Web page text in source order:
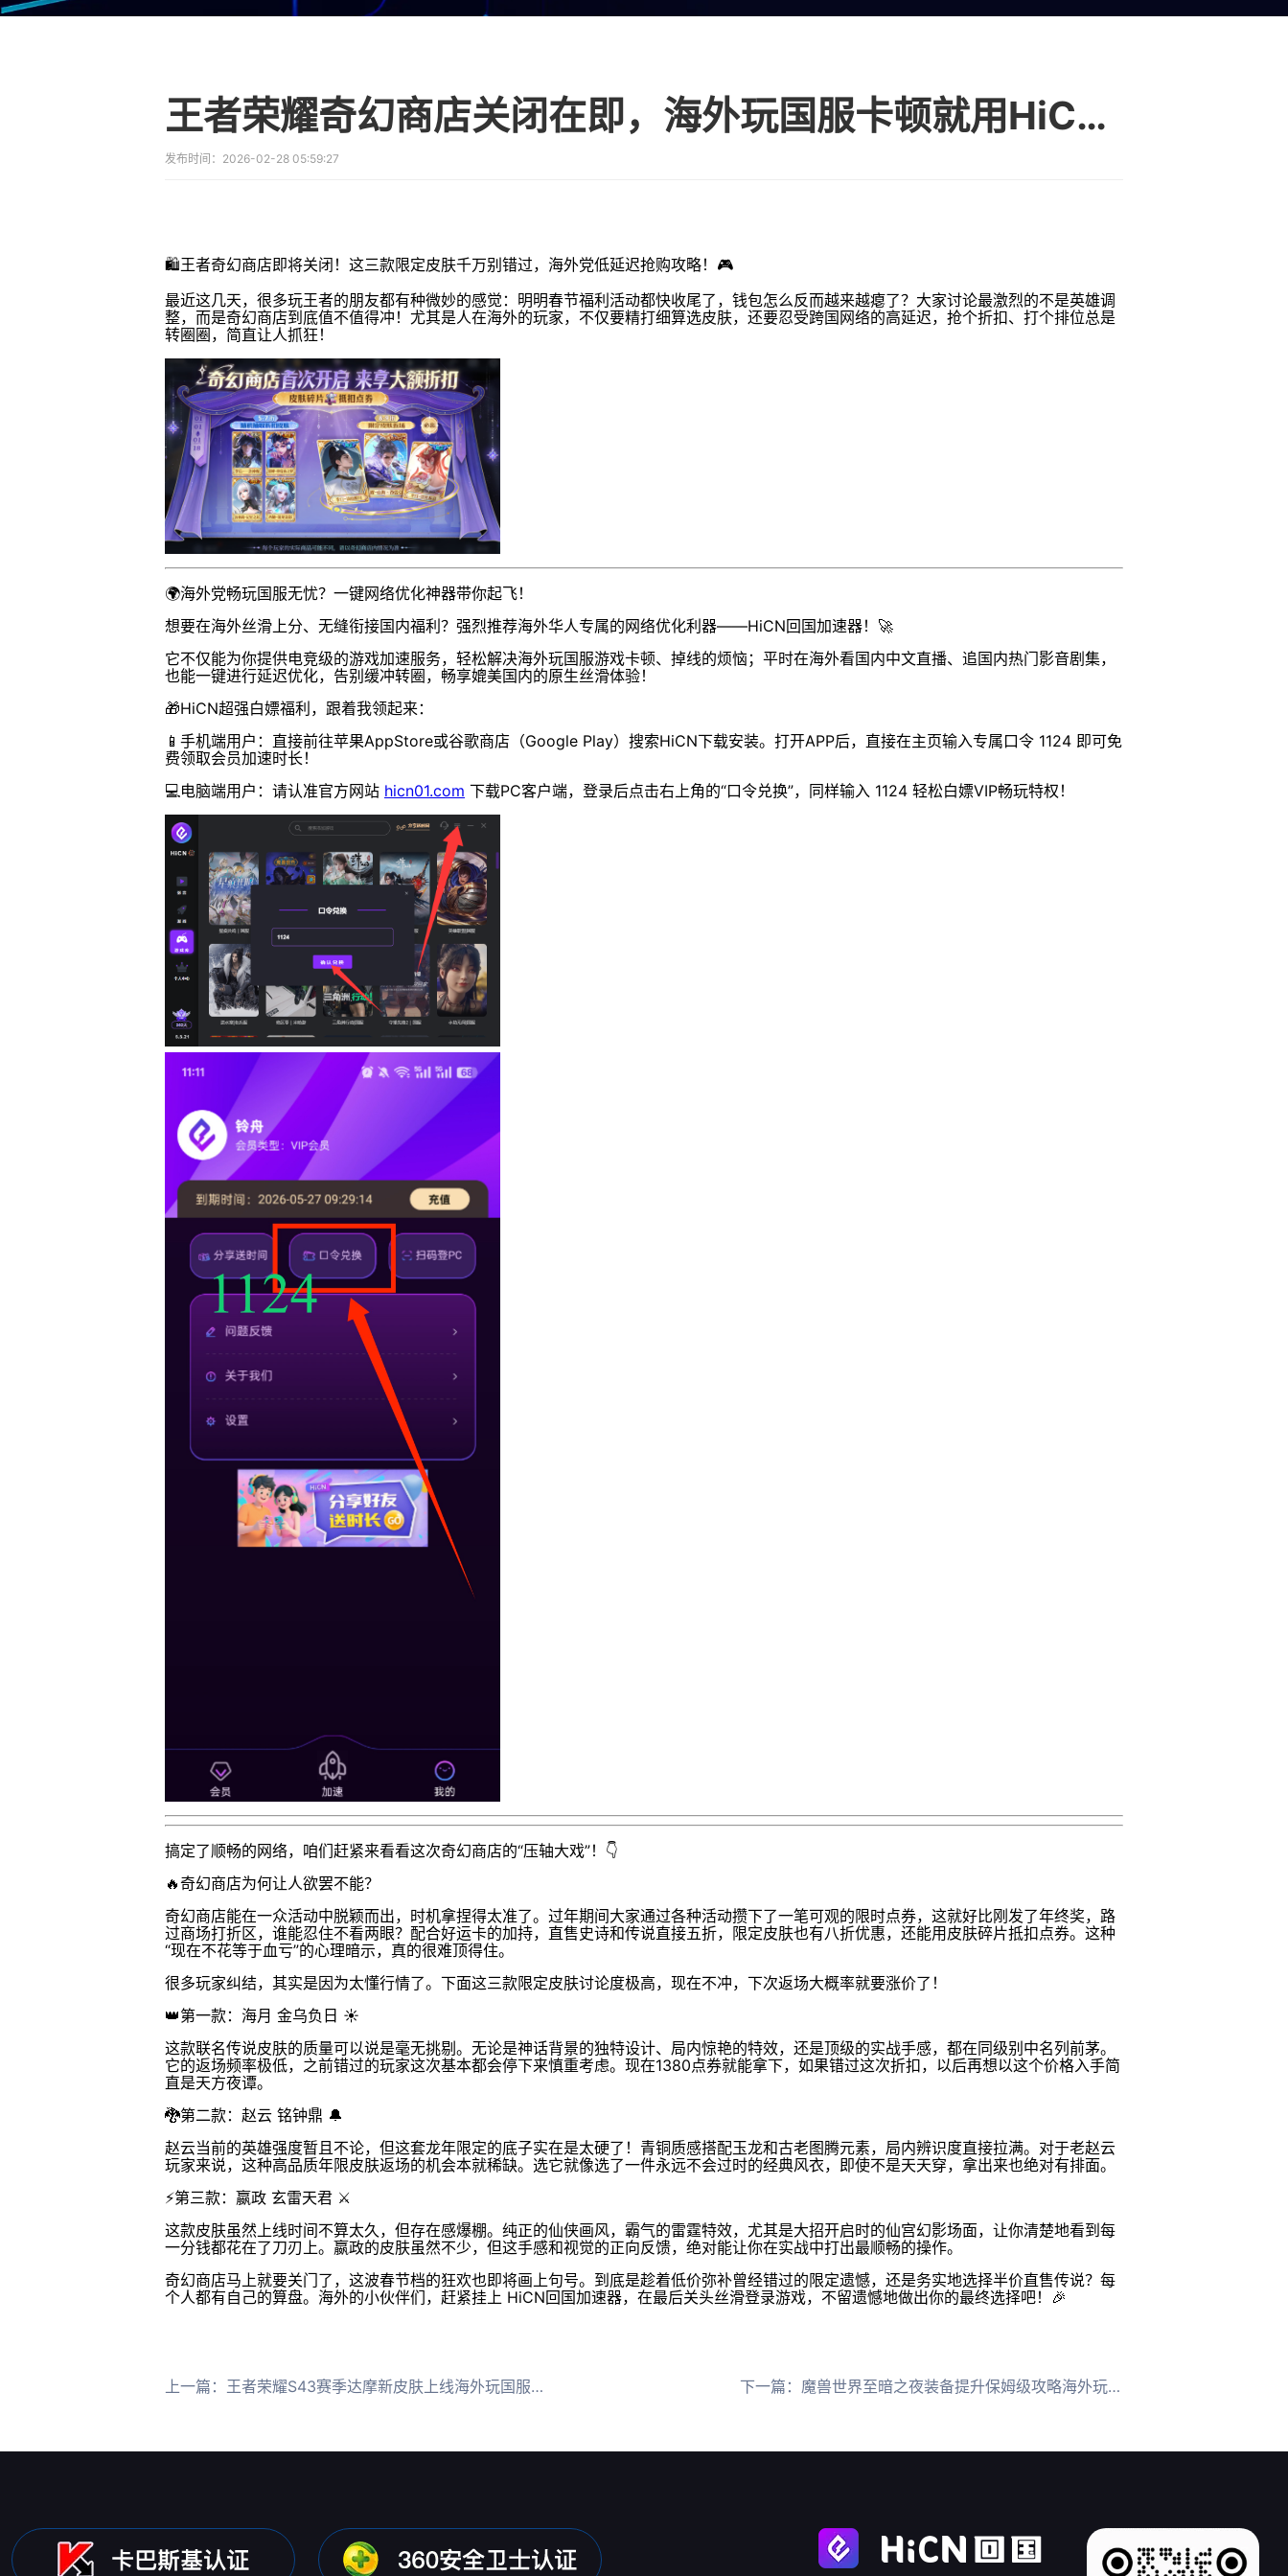
王者荣耀奇幻商店关闭在即，海外玩国服卡顿就用HiCN回国加速器抢购限定皮肤
发布时间： 2026-02-28 05:59:27
🛍️王者奇幻商店即将关闭！这三款限定皮肤千万别错过，海外党低延迟抢购攻略！🎮
最近这几天，很多玩王者的朋友都有种微妙的感觉：明明春节福利活动都快收尾了，钱包怎么反而越来越瘪了？大家讨论最激烈的不是英雄调
整，而是奇幻商店到底值不值得冲！尤其是人在海外的玩家，不仅要精打细算选皮肤，还要忍受跨国网络的高延迟，抢个折扣、打个排位总是
转圈圈，简直让人抓狂！
🌍海外党畅玩国服无忧？一键网络优化神器带你起飞！
想要在海外丝滑上分、无缝衔接国内福利？强烈推荐海外华人专属的网络优化利器——HiCN回国加速器！🚀
它不仅能为你提供电竞级的游戏加速服务，轻松解决海外玩国服游戏卡顿、掉线的烦恼；平时在海外看国内中文直播、追国内热门影音剧集，
也能一键进行延迟优化，告别缓冲转圈，畅享媲美国内的原生丝滑体验！
🎁HiCN超强白嫖福利，跟着我领起来：
📱手机端用户：直接前往苹果AppStore或谷歌商店（Google Play）搜索HiCN下载安装。打开APP后，直接在主页输入专属口令 1124 即可免
费领取会员加速时长！
💻电脑端用户：请认准官方网站 hicn01.com 下载PC客户端，登录后点击右上角的“口令兑换”，同样输入 1124 轻松白嫖VIP畅玩特权！
搞定了顺畅的网络，咱们赶紧来看看这次奇幻商店的“压轴大戏”！👇
🔥奇幻商店为何让人欲罢不能？
奇幻商店能在一众活动中脱颖而出，时机拿捏得太准了。过年期间大家通过各种活动攒下了一笔可观的限时点券，这就好比刚发了年终奖，路
过商场打折区，谁能忍住不看两眼？配合好运卡的加持，直售史诗和传说直接五折，限定皮肤也有八折优惠，还能用皮肤碎片抵扣点券。这种
“现在不花等于血亏”的心理暗示，真的很难顶得住。
很多玩家纠结，其实是因为太懂行情了。下面这三款限定皮肤讨论度极高，现在不冲，下次返场大概率就要涨价了！
👑第一款：海月 金乌负日 ☀️
这款联名传说皮肤的质量可以说是毫无挑剔。无论是神话背景的独特设计、局内惊艳的特效，还是顶级的实战手感，都在同级别中名列前茅。
它的返场频率极低，之前错过的玩家这次基本都会停下来慎重考虑。现在1380点券就能拿下，如果错过这次折扣，以后再想以这个价格入手简
直是天方夜谭。
🐉第二款：赵云 铭钟鼎 🔔
赵云当前的英雄强度暂且不论，但这套龙年限定的底子实在是太硬了！青铜质感搭配玉龙和古老图腾元素，局内辨识度直接拉满。对于老赵云
玩家来说，这种高品质年限皮肤返场的机会本就稀缺。选它就像选了一件永远不会过时的经典风衣，即使不是天天穿，拿出来也绝对有排面。
⚡第三款：嬴政 玄雷天君 ⚔️
这款皮肤虽然上线时间不算太久，但存在感爆棚。纯正的仙侠画风，霸气的雷霆特效，尤其是大招开启时的仙宫幻影场面，让你清楚地看到每
一分钱都花在了刀刃上。嬴政的皮肤虽然不少，但这手感和视觉的正向反馈，绝对能让你在实战中打出最顺畅的操作。
奇幻商店马上就要关门了，这波春节档的狂欢也即将画上句号。到底是趁着低价弥补曾经错过的限定遗憾，还是务实地选择半价直售传说？每
个人都有自己的算盘。海外的小伙伴们，赶紧挂上 HiCN回国加速器，在最后关头丝滑登录游戏，不留遗憾地做出你的最终选择吧！🎉
上一篇： 王者荣耀S43赛季达摩新皮肤上线海外玩国服卡顿用HiCN回国加速器 下一篇： 魔兽世界至暗之夜装备提升保姆级攻略海外玩国服卡顿用HiCN回国加速器轻松满级